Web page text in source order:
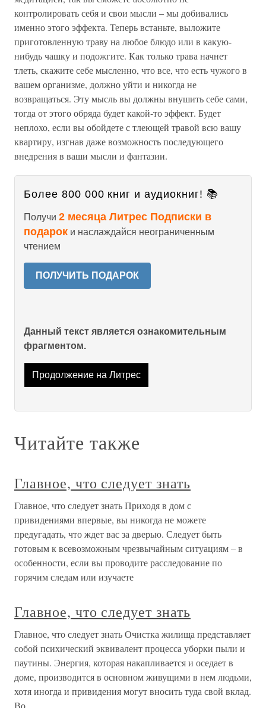
контролировать себя и свои мысли – мы добивались
именно этого эффекта. Теперь встаньте, выложите
приготовленную траву на любое блюдо или в какую-
нибудь чашку и подожгите. Как только трава начнет
тлеть, скажите себе мысленно, что все, что есть чужого в
вашем организме, должно уйти и никогда не
возвращаться. Эту мысль вы должны внушить себе сами,
тогда от этого обряда будет какой-то эффект. Будет
неплохо, если вы обойдете с тлеющей травой всю вашу
квартиру, изгнав даже возможность последующего
внедрения в ваши мысли и фантазии.
Более 800 000 книг и аудиокниг! 📚
Получи 2 месяца Литрес Подписки в
подарок и наслаждайся неограниченным
чтением
ПОЛУЧИТЬ ПОДАРОК
Данный текст является ознакомительным
фрагментом.
Продолжение на Литрес
Читайте также
Главное, что следует знать
Главное, что следует знать Приходя в дом с
привидениями впервые, вы никогда не можете
предугадать, что ждет вас за дверью. Следует быть
готовым к всевозможным чрезвычайным ситуациям – в
особенности, если вы проводите расследование по
горячим следам или изучаете
Главное, что следует знать
Главное, что следует знать Очистка жилища представляет
собой психический эквивалент процесса уборки пыли и
паутины. Энергия, которая накапливается и оседает в
доме, производится в основном живущими в нем людьми,
хотя иногда и привидения могут вносить туда свой вклад.
Во